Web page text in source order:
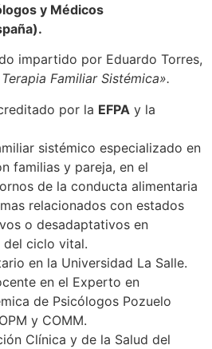
y Médicos
impartido por Eduardo Torres,
Familiar Sistémica».
por la EFPA y la
sistémico especializado en
familias y pareja, en el
de la conducta alimentaria
relacionados con estados
o desadaptativos en
del ciclo vital.
en la Universidad La Salle.
en el Experto en
de Psicólogos Pozuelo
y COMM.
Clínica y de la Salud del